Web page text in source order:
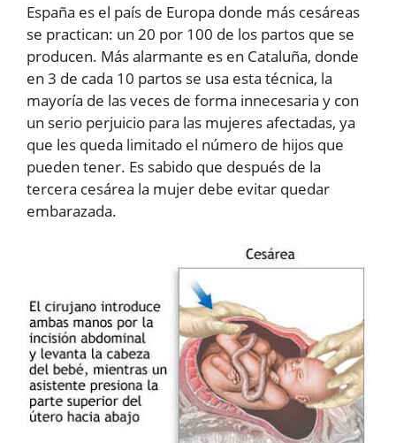
España es el país de Europa donde más cesáreas
se practican: un 20 por 100 de los partos que se
producen. Más alarmante es en Cataluña, donde
en 3 de cada 10 partos se usa esta técnica, la
mayoría de las veces de forma innecesaria y con
un serio perjuicio para las mujeres afectadas, ya
que les queda limitado el número de hijos que
pueden tener. Es sabido que después de la
tercera cesárea la mujer debe evitar quedar
embarazada.